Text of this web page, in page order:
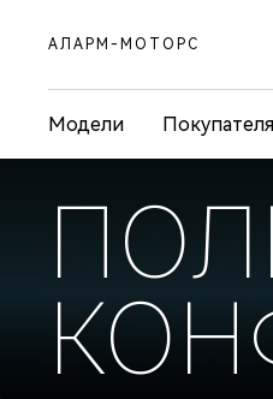
АЛАРМ-МОТОРС
Модели